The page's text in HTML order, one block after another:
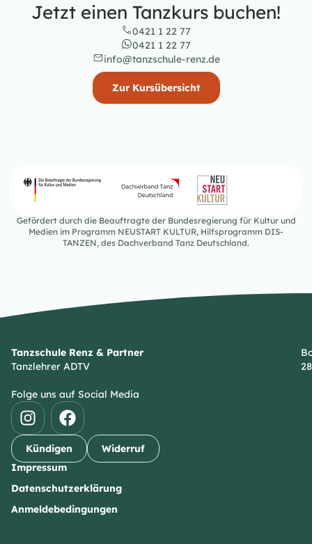
Jetzt einen Tanzkurs buchen!
0421 1 22 77
0421 1 22 77
info@tanzschule-renz.de
Zur Kursübersicht
Gefördert durch die Beauftragte der Bundesregierung für Kultur und
Medien im Programm NEUSTART KULTUR, Hilfsprogramm DIS-
TANZEN, des Dachverband Tanz Deutschland.
Tanzschule Renz & Partner
Tanzlehrer ADTV
Folge uns auf Social Media
Kündigen
Widerruf
Impressum
Datenschutzerklärung
Anmeldebedingungen